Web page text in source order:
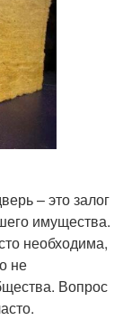
– это залог
имущества.
необходима,
не
Вопрос